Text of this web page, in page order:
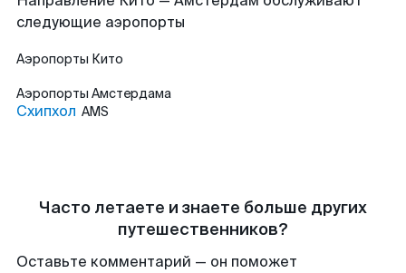
следующие аэропорты
Аэропорты Кито
Аэропорты Амстердама
Схипхол AMS
Часто летаете и знаете больше других
путешественников?
Оставьте комментарий — он поможет